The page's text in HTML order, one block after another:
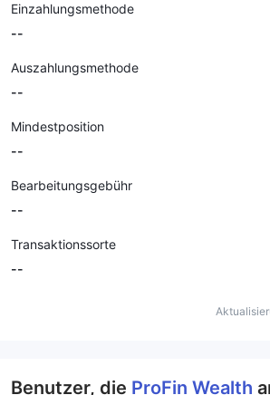
Einzahlungsmethode
--
Auszahlungsmethode
--
Mindestposition
--
Bearbeitungsgebühr
--
Transaktionssorte
--
Benutzer, die ProFin Wealth